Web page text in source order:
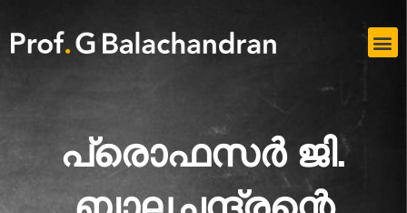
content
പ്രൊഫസർ ജി.